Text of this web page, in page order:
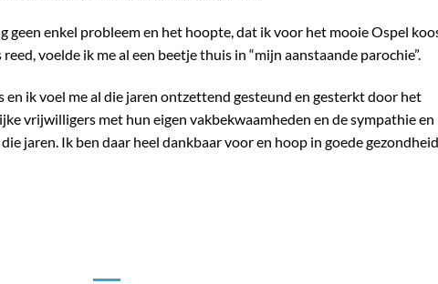
enkel probleem en het hoopte, dat ik voor het mooie Ospel
voelde ik me al een beetje thuis in “mijn aanstaande parochie”.
en ik voel me al die jaren ontzettend gesteund en gesterkt door het
vrijwilligers met hun eigen vakbekwaamheden en de sympathie en
jaren. Ik ben daar heel dankbaar voor en hoop in goede gezondheid